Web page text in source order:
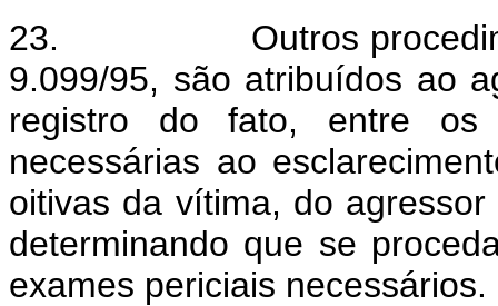
23.
Outros
9.099/95, são atribuídos ao
registro do fato, entre os
necessárias ao
oitivas da vítima, do
determinando que se
exames periciais necessários.